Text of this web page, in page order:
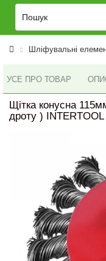
Шліфувальні
УСЕ ПРО ТОВАР
Щітка конусна
дроту ) INTERTOOL